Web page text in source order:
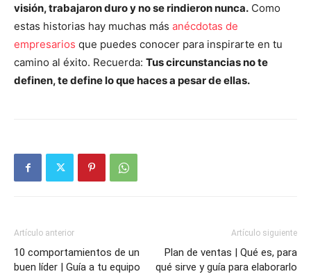
visión, trabajaron duro y no se rindieron nunca. Como
estas historias hay muchas más anécdotas de
empresarios que puedes conocer para inspirarte en tu
camino al éxito. Recuerda: Tus circunstancias no te
definen, te define lo que haces a pesar de ellas.
Artículo anterior
10 comportamientos de un
buen líder | Guía a tu equipo
Artículo siguiente
Plan de ventas | Qué es, para
qué sirve y guía para elaborarlo